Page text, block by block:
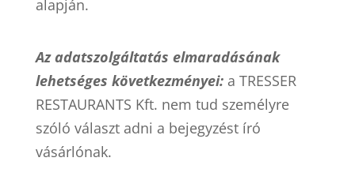
alapján.
Az adatszolgáltatás elmaradásának
lehetséges következményei:a TRESSER
RESTAURANTS Kft. nem tud személyre
szóló választ adni a bejegyzést író
vásárlónak.